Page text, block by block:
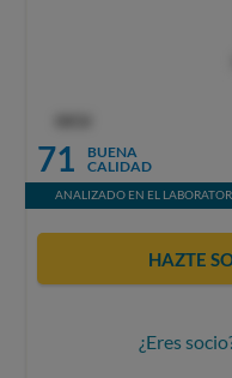
71
BUENA
CALIDAD
ANALIZADO EN EL
HAZTE
¿Eres